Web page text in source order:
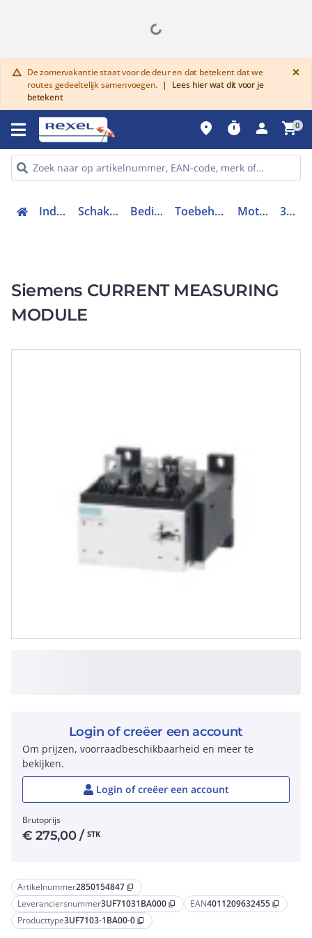
warning De zomervakantie staat voor de deur en dat betekent dat we
routes gedeeltelijk samenvoegen. |
Lees hier wat dit voor je
betekent
×
place timer person shopping_cart0
Industriele componenten Schakelen, bedienen en signaleren Bedieningen en signaleringen Toebehoren bedieningen en signaleringen Motormanagementsysteem 3UF71031BA000
Siemens CURRENT MEASURING
MODULE
Artikelnummer2850154847 content_copy
Leveranciersnummer3UF71031BA000 content_copy EAN4011209632455 content_copy
Producttype3UF7103-1BA00-0 content_copy
Login of creëer een account
Om prijzen, voorraadbeschikbaarheid en meer te
bekijken.
Login of creëer een account
Brutoprijs
€275,00/ STK